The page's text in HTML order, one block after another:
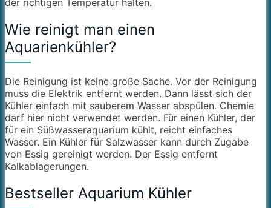
der richtigen Temperatur halten.
Wie reinigt man einen
Aquarienkühler?
Die Reinigung ist keine große Sache. Vor der Reinigung
muss die Elektrik entfernt werden. Dann lässt sich der
Kühler einfach mit sauberem Wasser abspülen. Chemie
darf hier nicht verwendet werden. Für einen Kühler, der
für ein Süßwasseraquarium kühlt, reicht einfaches
Wasser. Ein Kühler für Salzwasser kann durch Zugabe
von Essig gereinigt werden. Der Essig entfernt
Kalkablagerungen.
Bestseller Aquarium Kühler